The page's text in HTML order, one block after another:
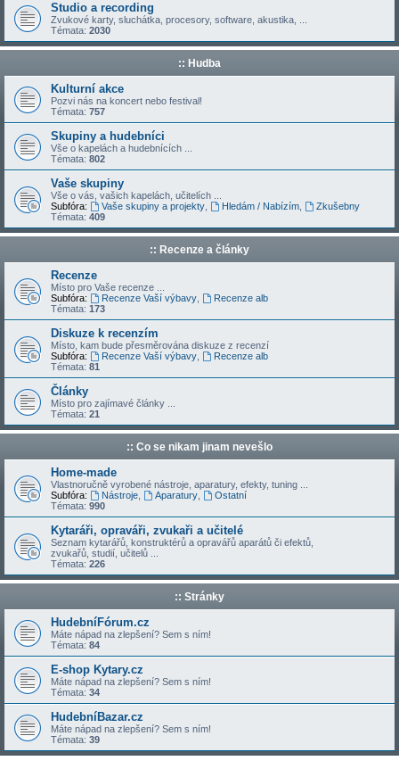
Studio a recording
Zvukové karty, sluchátka, procesory, software, akustika, ...
Témata: 2030
:: Hudba
Kulturní akce
Pozvi nás na koncert nebo festival!
Témata: 757
Skupiny a hudebníci
Vše o kapelách a hudebnících ...
Témata: 802
Vaše skupiny
Vše o vás, vašich kapelách, učitelích ...
Subfóra:
Vaše skupiny a projekty, Hledám / Nabízím,
Zkušebny
Témata: 409
:: Recenze a články
Recenze
Místo pro Vaše recenze ...
Subfóra:
Recenze Vaší výbavy,
Recenze alb
Témata: 173
Diskuze k recenzím
Místo, kam bude přesměrována diskuze z recenzí
Subfóra:
Recenze Vaší výbavy,
Recenze alb
Témata: 81
Články
Místo pro zajímavé články ...
Témata: 21
:: Co se nikam jinam nevešlo
Home-made
Vlastnoručně vyrobené nástroje, aparatury, efekty, tuning ...
Subfóra:
Nástroje, Aparatury,
Ostatní
Témata: 990
Kytaráři, opraváři, zvukaři a učitelé
Seznam kytarářů, konstruktérů a opravářů aparátů či efektů,
zvukařů, studií, učitelů ...
Témata: 226
:: Stránky
HudebníFórum.cz
Máte nápad na zlepšení? Sem s ním!
Témata: 84
E-shop Kytary.cz
Máte nápad na zlepšení? Sem s ním!
Témata: 34
HudebníBazar.cz
Máte nápad na zlepšení? Sem s ním!
Témata: 39